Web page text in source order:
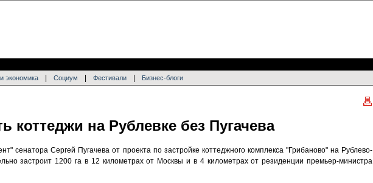
экономика Социум Фестивали Бизнес-блоги
коттеджи на Рублевке без Пугачева
сенатора Сергей Пугачева от проекта по застройке коттеджного комплекса "Грибаново" на Рублево-
застроит 1200 га в 12 километрах от Москвы и в 4 километрах от резиденции премьер-министра